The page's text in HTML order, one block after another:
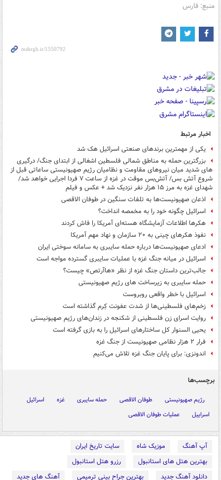
منبع: فارس
اخبار مرتبط
یکی از مهمترین برندهای صنعتی اسرائیل هک شد
بزرگترین حمله به مناطق شمالی فلسطین اشغالی از ابتدای جنگ/ درگیری
های شدید میان نیروهای مقاومت و نظامیان رژیم صهیونیستی ساعاتی قبل از
شروع آتش بس/ آتش‌بس موقت در غزه از ساعت ۷ فردا اجرایی خواهد شد/
شهدای غزه به مرز ۱۵ هزار نفر نزدیک شد + عکس و فیلم
اذعان صهیونیست‌ها به تلفات سنگین در طوفان الاقصی
اسرائیل چگونه خود را به مخمصه انداخت؟
هکرها اطلاعات آزمایشگاه هسته‌ای آمریکا را فاش کردند
نفوذ هکرهای چینی به ۲۰ سازمان و نهاد مهم آمریکا
ادعای صهیونیست‌ها درباره حمله سایبری به سامانه سوختی ایران
اسرائیل در میانه جنگ غزه با عملیات سایبری گسترده مواجه است
جالب‌ترین داستان جنگ غزه از نظر «هاآرتص» چیست؟
حمله سایبری به زیرساخت های رژیم صهیونیستی
اسرائیل با خطر واقعی روبروست
زخم‌های فلسطینی‌ها از شدت عفونت کِرم گذاشته است
روایت اسرای زن فلسطینی از شکنجه در زندان‌های رژیم صهیونیستی
یحیی السنوار کل ساختارهای اسرائیل را به بازی گرفته است
فرار ۲ هزار نظامی صهیونیست از جنگ غزه
اندونزی: برای پایان جنگ غزه تلاش می‌کنیم
برچسب‌ها
رژیم صهیونیستی طوفان الاقصی حمله سایبری غزه
اسرائیل
اسراییل
عملیات طوفان الاقصی
آپ آهنگ موزیک شاه
سایت تاریخ ایران
بهترین هتل های استانبول
رزرو هتل استانبول
دانلود آهنگ جدید
بهترین جراح بینی ترمیمی
آهنگ های جدید